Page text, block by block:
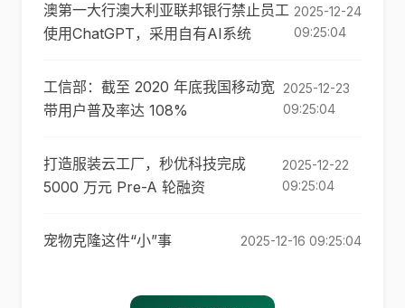
澳第一大行澳大利亚联邦银行禁止员工
使用ChatGPT，采用自有AI系统
2025-12-24
09:25:04
工信部：截至 2020 年底我国移动宽
带用户普及率达 108%
2025-12-23
09:25:04
打造服装云工厂，秒优科技完成
5000 万元 Pre-A 轮融资
2025-12-22
09:25:04
宠物克隆这件“小”事 2025-12-16 09:25:04